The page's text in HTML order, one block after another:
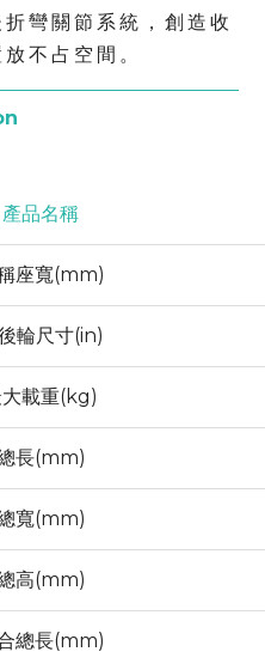
彎關節系統，創造收
不占空間。
產品名稱
座寬(mm)
輪尺寸(in)
載重(kg)
長(mm)
寬(mm)
高(mm)
總長(mm)